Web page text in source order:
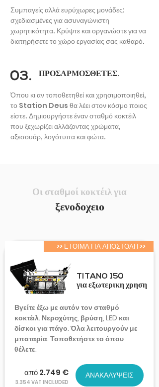
Συμπαγείς αλλά ευρύχωρες μονάδες:
σχεδιασμένες για ασυναγώνιστη
χωρητικότητα. Κρύψτε και οργανώστε για να
διατηρήσετε το χώρο εργασίας σας καθαρό.
03. ΠΡΟΣΑΡΜΟΣΘΕΤΕΣ.
Όπου κι αν τοποθετηθεί και χρησιμοποιηθεί,
το Station Deus θα λέει στον κόσμο ποιος
είστε. Δημιουργήστε έναν σταθμό κοκτέιλ
που ξεχωρίζει αλλάζοντας χρώματα,
αξεσουάρ, λογότυπα και φώτα.
Οι σταθμοί κοκτέιλ για
ξενοδοχειο
>> ΕΤΟΙΜΑ ΓΙΑ ΑΠΟΣΤΟΛΗ >>
TITANO 150
για εξωτερικη χρηση
Βγείτε έξω με αυτόν τον σταθμό
κοκτέιλ. Νεροχύτης, βρύση, LED και
δίσκοι για πάγο. Όλα λειτουργούν με
μπαταρία. Τοποθετήστε το όπου
θέλετε.
από 2.749 €
3.354 VAT INCLUDED
ΑΝΑΚΑΛΥΨΕΙΣ